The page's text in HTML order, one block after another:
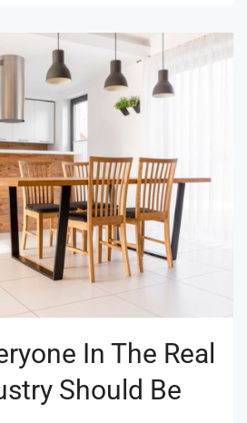
In The Real
Should Be